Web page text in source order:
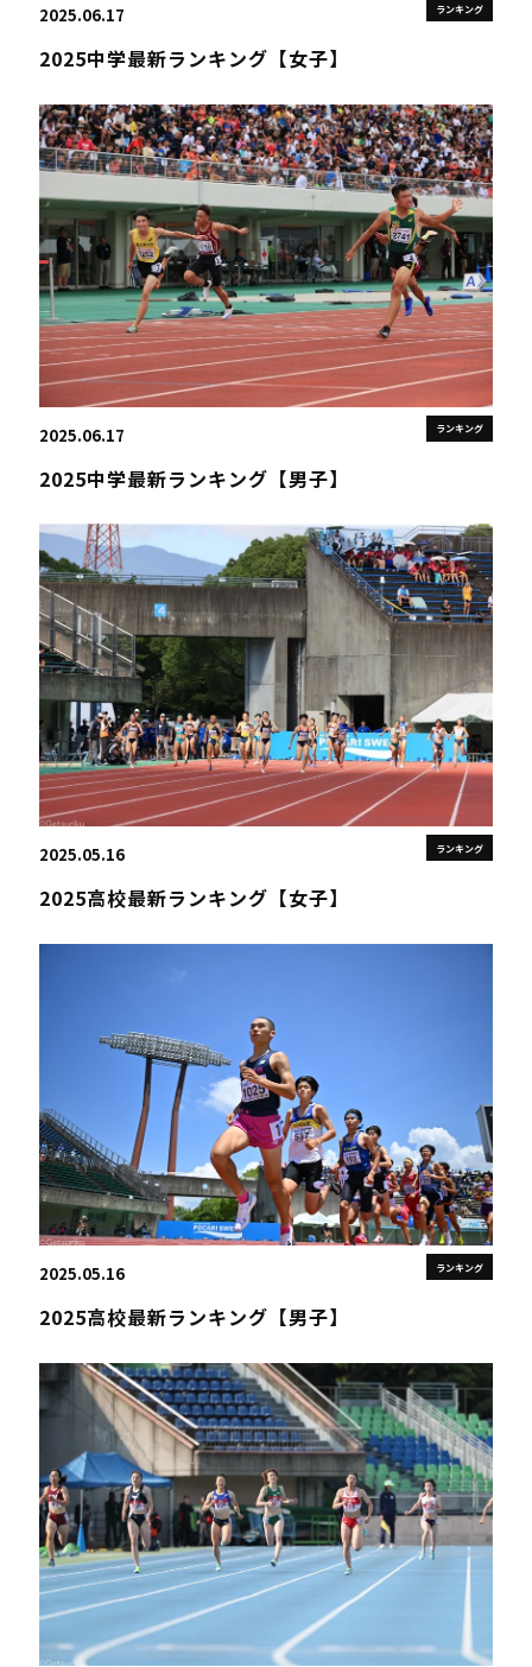
ランキング
2025.06.17
2025中学最新ランキング【女子】
ランキング
2025.06.17
2025中学最新ランキング【男子】
ランキング
2025.05.16
2025高校最新ランキング【女子】
ランキング
2025.05.16
2025高校最新ランキング【男子】